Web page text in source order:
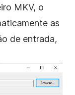
MKV, o
as
de entrada,